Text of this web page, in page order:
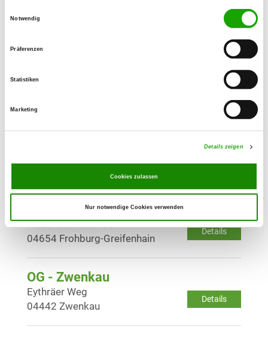
Notwendig
Präferenzen
Statistiken
Marketing
Details zeigen
Cookies zulassen
Nur notwendige Cookies verwenden
Details
04571 Rötha
Details
Rudolf-Breitscheid-Straße 35
OG - Wintersdorf e.V.
Details
OG - Greifenhain - Am
Hochzeitspalast-
Details
Frauendorferstr. 65
04654 Frohburg-Greifenhain
OG - Zwenkau
Details
Eythräer Weg
04442 Zwenkau